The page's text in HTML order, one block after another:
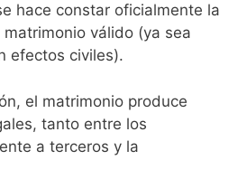
hace constar oficialmente la
válido (ya sea
efectos civiles).
el matrimonio produce
tanto entre los
a terceros y la